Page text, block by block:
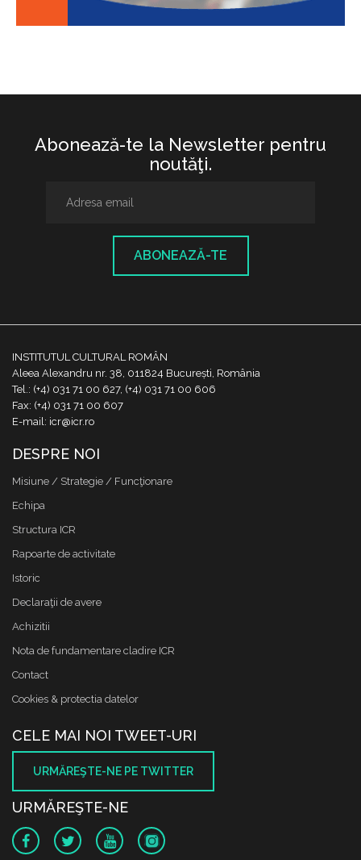
Abonează-te la Newsletter pentru
noutăţi.
ABONEAZĂ-TE
INSTITUTUL CULTURAL ROMÂN
Aleea Alexandru nr. 38, 011824 București, România
Tel.: (+4) 031 71 00 627, (+4) 031 71 00 606
Fax: (+4) 031 71 00 607
E-mail: icr@icr.ro
DESPRE NOI
Misiune / Strategie / Funcţionare
Echipa
Structura ICR
Rapoarte de activitate
Istoric
Declaraţii de avere
Achizitii
Nota de fundamentare cladire ICR
Contact
Cookies & protectia datelor
CELE MAI NOI TWEET-URI
URMĂREŞTE-NE PE TWITTER
URMĂREŞTE-NE